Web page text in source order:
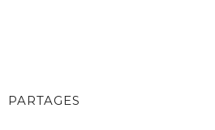
PARTAGES